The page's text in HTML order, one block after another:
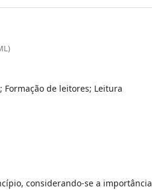
de leitores; Leitura
considerando-se a importância